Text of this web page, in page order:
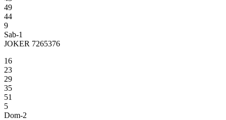
49
44
9
Sab-1
JOKER 7265376
16
23
29
35
51
5
Dom-2